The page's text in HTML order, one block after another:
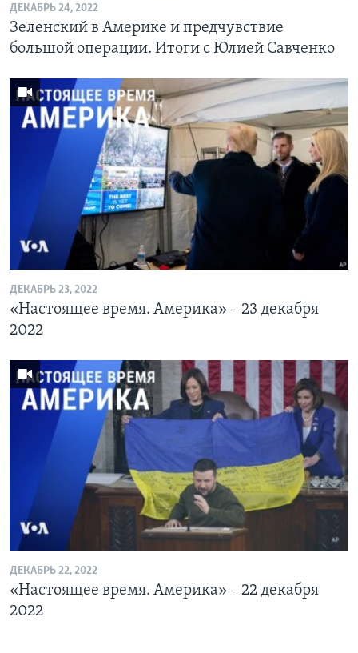
ДЕКАБРЬ 24, 2022
Зеленский в Америке и предчувствие
большой операции. Итоги с Юлией Савченко
ДЕКАБРЬ 23, 2022
«Настоящее время. Америка» – 23 декабря
2022
ДЕКАБРЬ 22, 2022
«Настоящее время. Америка» – 22 декабря
2022